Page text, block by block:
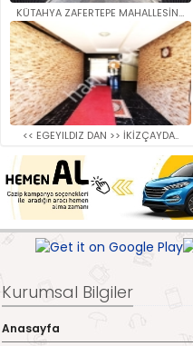
KÜTAHYA ZAFERTEPE MAHALLESİNDE..
<< EGEYILDIZ DAN >> İKİZÇAYDA..
Kurumsal Bilgiler
Anasayfa